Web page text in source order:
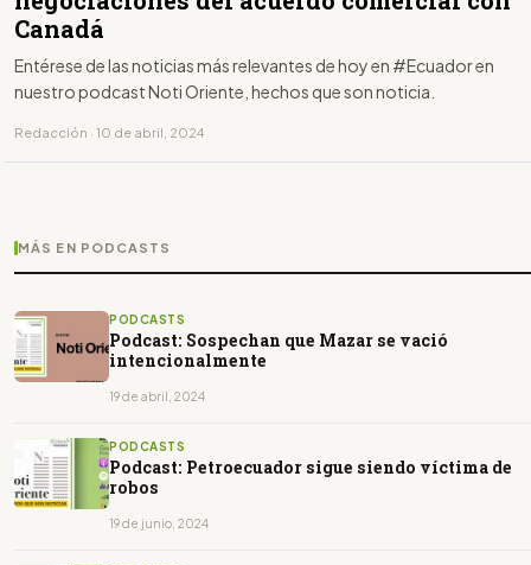
Canadá
Entérese de las noticias más relevantes de hoy en #Ecuador en
nuestro podcast Noti Oriente, hechos que son noticia.
Redacción · 10 de abril, 2024
MÁS EN PODCASTS
PODCASTS
Podcast: Sospechan que Mazar se vació
intencionalmente
19 de abril, 2024
PODCASTS
Podcast: Petroecuador sigue siendo víctima de
robos
19 de junio, 2024